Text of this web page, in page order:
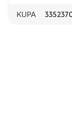
KUPA